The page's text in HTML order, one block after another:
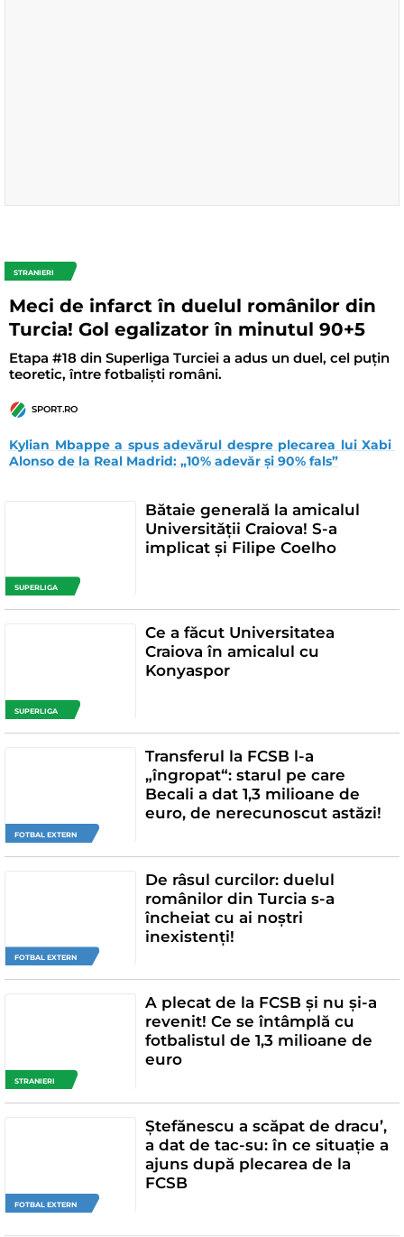
STRANIERI
Meci de infarct în duelul românilor din
Turcia! Gol egalizator în minutul 90+5
Etapa #18 din Superliga Turciei a adus un duel, cel puțin
teoretic, între fotbaliști români.
SPORT.RO
Kylian Mbappe a spus adevărul despre plecarea lui Xabi
Alonso de la Real Madrid: „10% adevăr și 90% fals”
SUPERLIGA
Bătaie generală la amicalul
Universității Craiova! S-a
implicat și Filipe Coelho
SUPERLIGA
Ce a făcut Universitatea
Craiova în amicalul cu
Konyaspor
FOTBAL EXTERN
Transferul la FCSB l-a
„îngropat“: starul pe care
Becali a dat 1,3 milioane de
euro, de nerecunoscut astăzi!
FOTBAL EXTERN
De râsul curcilor: duelul
românilor din Turcia s-a
încheiat cu ai noștri
inexistenți!
STRANIERI
A plecat de la FCSB și nu și-a
revenit! Ce se întâmplă cu
fotbalistul de 1,3 milioane de
euro
FOTBAL EXTERN
Ștefănescu a scăpat de dracu’,
a dat de tac-su: în ce situație a
ajuns după plecarea de la
FCSB